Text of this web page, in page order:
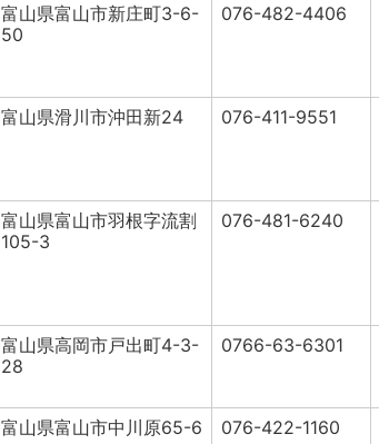
富山県富山市新庄町3-6-
50
076-482-4406
富山県滑川市沖田新24 076-411-9551
富山県富山市羽根字流割
105-3
076-481-6240
富山県高岡市戸出町4-3-
28
0766-63-6301
富山県富山市中川原65-6 076-422-1160